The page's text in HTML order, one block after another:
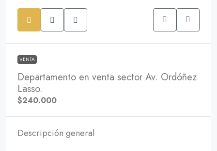
VENTA
Departamento en venta sector Av. Ordóñez
Lasso.
$240.000
Descripción general